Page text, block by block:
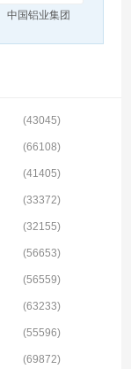
中国铝业集团
(43045)
(66108)
(41405)
(33372)
(32155)
(56653)
(56559)
(63233)
(55596)
(69872)